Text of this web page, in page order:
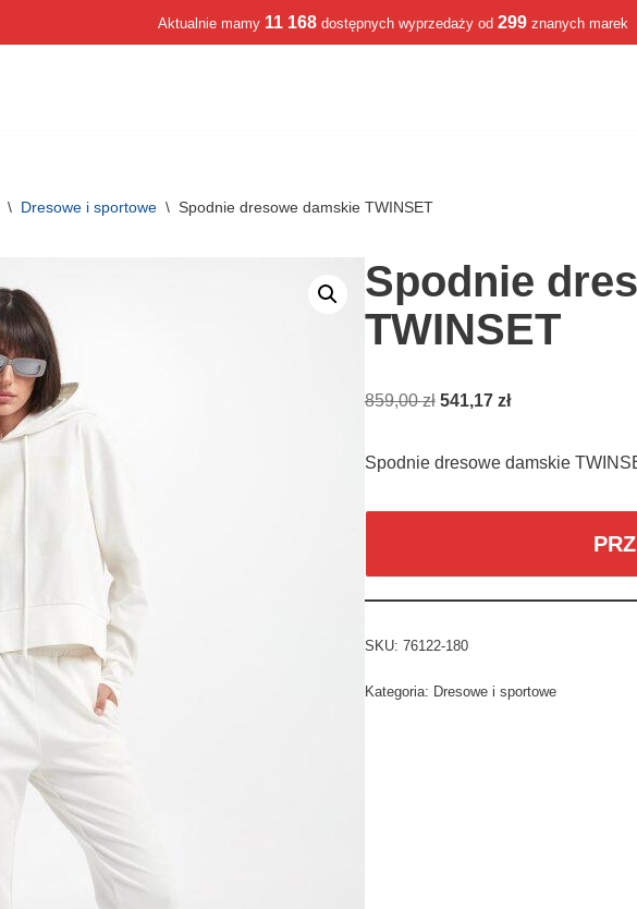
Aktualnie mamy 11 168 dostępnych wyprzedaży od 299 znanych marek
\ Dresowe i sportowe \ Spodnie dresowe damskie TWINSET
Spodnie
TWINSET
859,00zł 541,17 zł
Spodnie dresowe damskie
SKU: 76122-180
Kategoria: Dresowe i sportowe